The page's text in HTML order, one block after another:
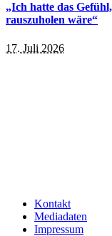
„Ich hatte das
rauszuholen wäre“
17. Juli 2026
Kontakt
Mediadaten
Impressum